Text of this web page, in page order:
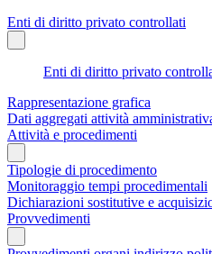
Enti di diritto privato controllati
Enti di diritto privato
Rappresentazione grafica
Dati aggregati attività
Attività e procedimenti
Tipologie di procedimento
Monitoraggio tempi procedimentali
Dichiarazioni sostitutive e
Provvedimenti